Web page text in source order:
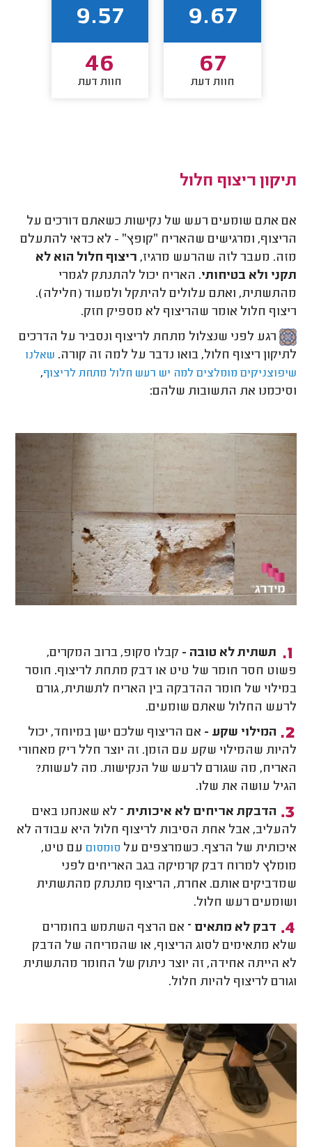
9.67
67
חוות דעת
9.57
46
חוות דעת
תיקון ריצוף חלול
אם אתם שומעים רעש של נקישות כשאתם דורכים על
הריצוף, ומרגישים שהאריח ״קופץ״ - לא כדאי להתעלם
מזה. מעבר לזה שהרעש מרגיז, ריצוף חלול הוא לא
תקני ולא בטיחותי. האריח יכול להתנתק לגמרי
מהתשתית, ואתם עלולים להיתקל ולמעוד (חלילה).
ריצוף חלול אומר שהריצוף לא מספיק חזק.
רגע לפני שנצלול מתחת לריצוף ונסביר על הדרכים
לתיקון ריצוף חלול, בואו נדבר על למה זה קורה. שאלנו
שיפוצניקים מומלצים למה יש רעש חלול מתחת לריצוף,
וסיכמנו את התשובות שלהם:
תשתית לא טובה - קבלו סקופ, ברוב המקרים,
פשוט חסר חומר של טיט או דבק מתחת לריצוף. חוסר
במילוי של חומר ההדבקה בין האריח לתשתית, גורם
לרעש החלול שאתם שומעים.
המילוי שקע - אם הריצוף שלכם ישן במיוחד, יכול
להיות שהמילוי שקע עם הזמן. זה יוצר חלל ריק מאחורי
האריח, מה שגורם לרעש של הנקישות. מה לעשות?
הגיל עושה את שלו.
הדבקת אריחים לא איכותית – לא שאנחנו באים
להעליב, אבל אחת הסיבות לריצוף חלול היא עבודה לא
איכותית של הרצף. כשמרצפים על סומסום עם טיט,
מומלץ למרוח דבק קרמיקה בגב האריחים לפני
שמדביקים אותם. אחרת, הריצוף מתנתק מהתשתית
ושומעים רעש חלול.
דבק לא מתאים – אם הרצף השתמש בחומרים
שלא מתאימים לסוג הריצוף, או שהמריחה של הדבק
לא הייתה אחידה, זה יוצר ניתוק של החומר מהתשתית
וגורם לריצוף להיות חלול.